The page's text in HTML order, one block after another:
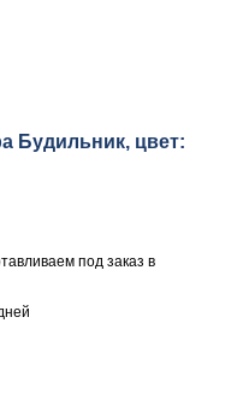
Будильник, цвет:
под заказ в